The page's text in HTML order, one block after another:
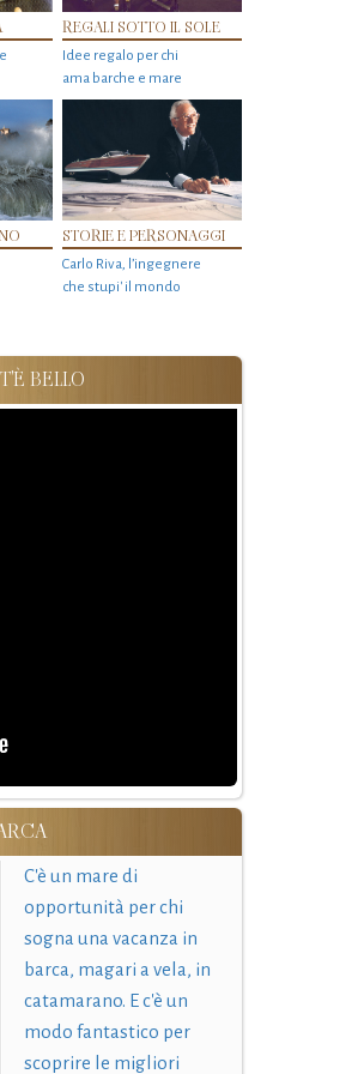
REGALI SOTTO IL SOLE
Idee regalo per chi
ama barche e mare
STORIE E PERSONAGGI
Carlo Riva, l’ingegnere
che stupi' il mondo
BELLO
C'è un mare di
opportunità per chi
sogna una vacanza in
barca, magari a vela, in
catamarano. E c'è un
modo fantastico per
scoprire le migliori